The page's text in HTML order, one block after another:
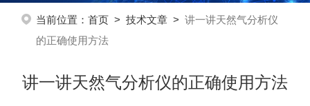
当前位置： 首页> 技术文章> 讲一讲天然气分析仪
的正确使用方法
讲一讲天然气分析仪的正确使用方法